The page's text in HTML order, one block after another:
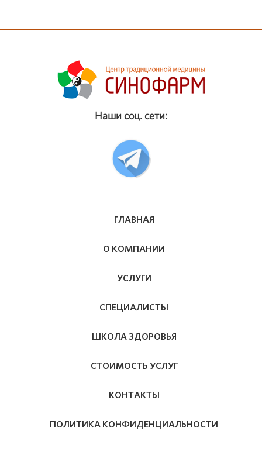
Наши соц. сети:
ГЛАВНАЯ
О КОМПАНИИ
УСЛУГИ
СПЕЦИАЛИСТЫ
ШКОЛА ЗДОРОВЬЯ
СТОИМОСТЬ УСЛУГ
КОНТАКТЫ
ПОЛИТИКА КОНФИДЕНЦИАЛЬНОСТИ